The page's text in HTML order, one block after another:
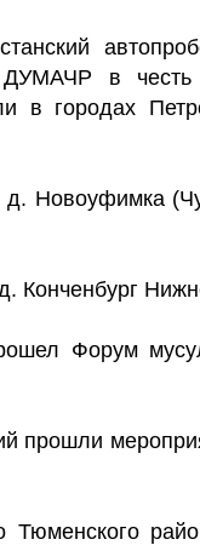
ДУМАЧР в
в городах
Новоуфимка
Конченбург
Форум
прошли